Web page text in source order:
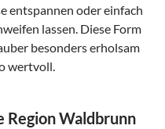
entspannen oder einfach
lassen. Diese Form
besonders erholsam
wertvoll.
Region Waldbrunn